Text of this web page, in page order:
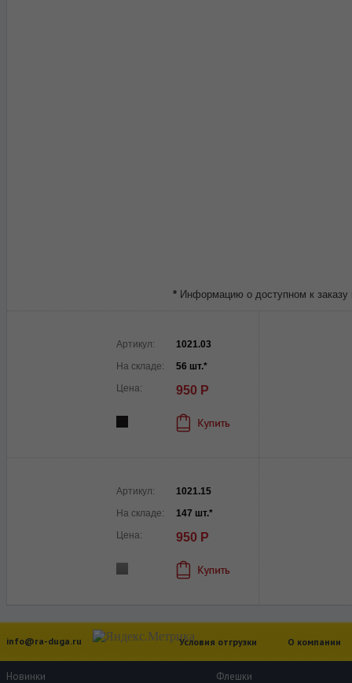
* Информацию о доступном к заказу
Артикул:
1021.03
На складе:
56 шт.*
Цена:
950 Р
Артикул:
1021.15
На складе:
147 шт.*
Цена:
950 Р
info@ra-duga.ru Условия отгрузки О компании
Новинки Флешки